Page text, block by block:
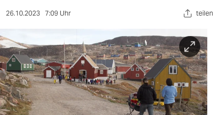
sport
berlin
nord
wahrheit
verlag
26.10.2023 7:09 Uhr teilen